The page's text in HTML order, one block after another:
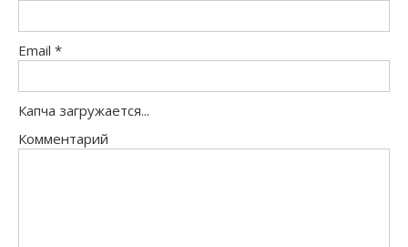
Email *
Капча загружается...
Комментарий